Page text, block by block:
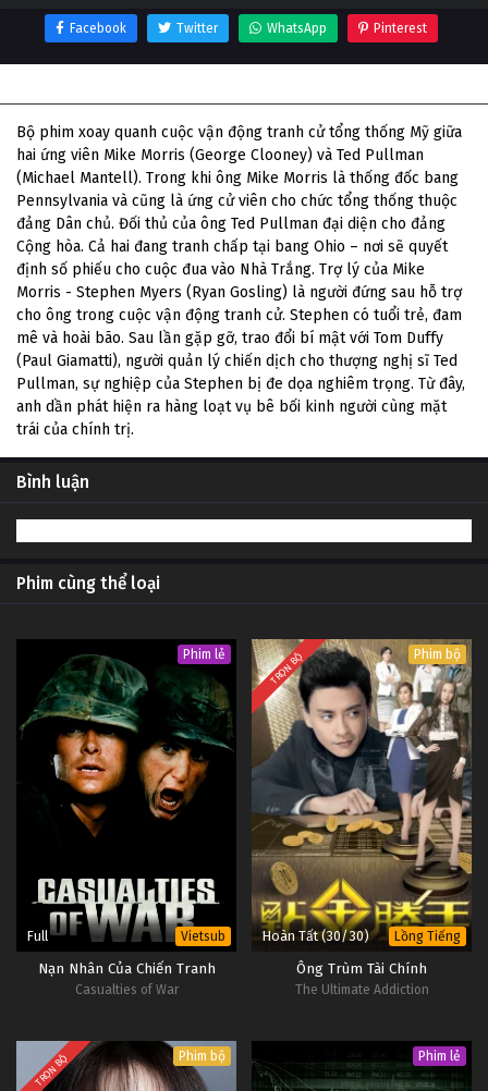
Facebook Twitter WhatsApp Pinterest
Bộ phim xoay quanh cuộc vận động tranh cử tổng thống Mỹ giữa
hai ứng viên Mike Morris (George Clooney) và Ted Pullman
(Michael Mantell). Trong khi ông Mike Morris là thống đốc bang
Pennsylvania và cũng là ứng cử viên cho chức tổng thống thuộc
đảng Dân chủ. Đối thủ của ông Ted Pullman đại diện cho đảng
Cộng hòa. Cả hai đang tranh chấp tại bang Ohio – nơi sẽ quyết
định số phiếu cho cuộc đua vào Nhà Trắng. Trợ lý của Mike
Morris - Stephen Myers (Ryan Gosling) là người đứng sau hỗ trợ
cho ông trong cuộc vận động tranh cử. Stephen có tuổi trẻ, đam
mê và hoài bão. Sau lần gặp gỡ, trao đổi bí mật với Tom Duffy
(Paul Giamatti), người quản lý chiến dịch cho thượng nghị sĩ Ted
Pullman, sự nghiệp của Stephen bị đe dọa nghiêm trọng. Từ đây,
anh dần phát hiện ra hàng loạt vụ bê bối kinh người cùng mặt
trái của chính trị.
Bình luận
Phim cùng thể loại
Phim lẻ
Full Vietsub
Nạn Nhân Của Chiến Tranh
Casualties of War
TRỌN BỘ Phim bộ
Hoàn Tất (30/30) Lồng Tiếng
Ông Trùm Tài Chính
The Ultimate Addiction
TRỌN BỘ Phim bộ Phim lẻ